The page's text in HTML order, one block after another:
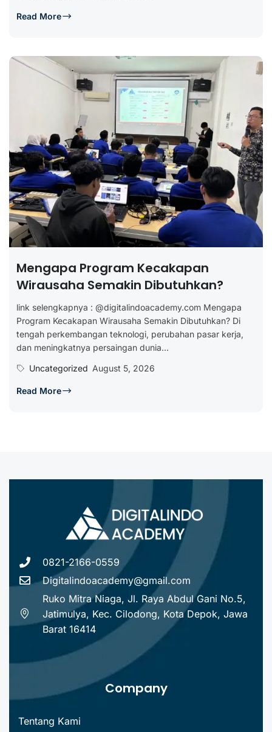
Read More
Mengapa Program Kecakapan
Wirausaha Semakin Dibutuhkan?
link selengkapnya : @digitalindoacademy.com Mengapa
Program Kecakapan Wirausaha Semakin Dibutuhkan? Di
tengah perkembangan teknologi, perubahan pasar kerja,
dan meningkatnya persaingan dunia...
Uncategorized August 5, 2026
Read More
0821-2166-0559
Digitalindoacademy@gmail.com
Ruko Mitra Niaga, Jl. Raya Abdul Gani No.5,
Jatimulya, Kec. Cilodong, Kota Depok, Jawa
Barat 16414
Company
Tentang Kami